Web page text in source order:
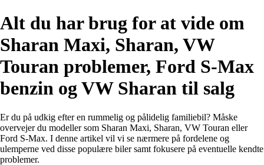
Alt du har brug for at vide om
Sharan Maxi, Sharan, VW
Touran problemer, Ford S-Max
benzin og VW Sharan til salg
Er du på udkig efter en rummelig og pålidelig familiebil? Måske
overvejer du modeller som Sharan Maxi, Sharan, VW Touran eller
Ford S-Max. I denne artikel vil vi se nærmere på fordelene og
ulemperne ved disse populære biler samt fokusere på eventuelle kendte
problemer.